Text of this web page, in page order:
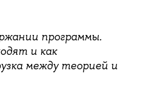
программы.
и как
между теорией и